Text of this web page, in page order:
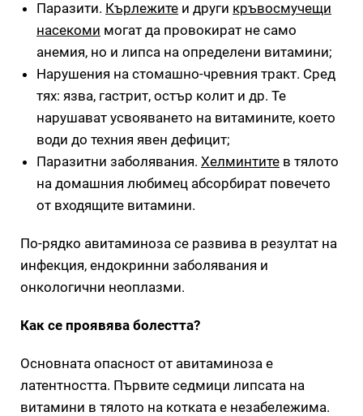
Паразити. Кърлежите и други кръвосмучещи
насекоми могат да провокират не само
анемия, но и липса на определени витамини;
Нарушения на стомашно-чревния тракт. Сред
тях: язва, гастрит, остър колит и др. Те
нарушават усвояването на витамините, което
води до техния явен дефицит;
Паразитни заболявания. Хелминтите в тялото
на домашния любимец абсорбират повечето
от входящите витамини.
По-рядко авитаминоза се развива в резултат на
инфекция, ендокринни заболявания и
онкологични неоплазми.
Как се проявява болестта?
Основната опасност от авитаминоза е
латентността. Първите седмици липсата на
витамини в тялото на котката е незабележима.